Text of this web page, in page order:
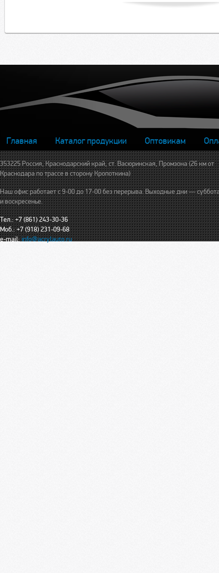
Главная Каталог продукции Оптовикам
353225 Россия, Краснодарский край, ст. Васюринская, Промзона (26 км от
Краснодара по трассе в сторону Кропоткина)
Наш офис работает с 9-00 до 17-00 без перерыва. Выходные дни —
и воскресенье.
Тел.: +7 (861) 243-30-36
Моб.: +7 (918) 231-09-68
e-mail:info@acrylauto.ru